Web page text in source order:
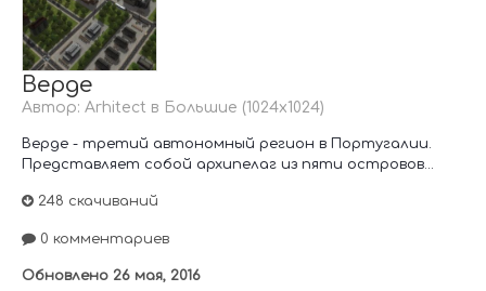
Верде
Автор: Arhitect в Большие (1024х1024)
Верде - третий автономный регион в Португалии.
Представляет собой архипелаг из пяти островов...
248 скачиваний
0 комментариев
Обновлено 26 мая, 2016